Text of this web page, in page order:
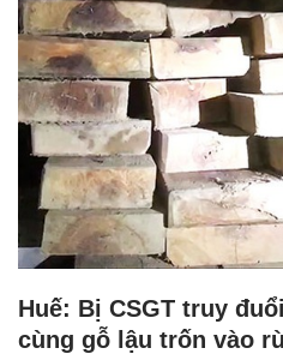
Huế: Bị CSGT truy
cùng gỗ lậu trốn vào